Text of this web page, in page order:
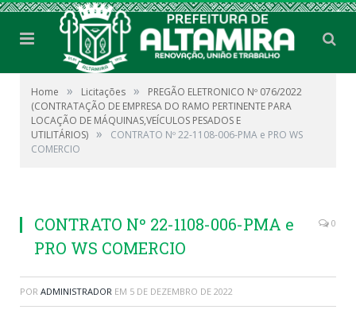
Home » Licitações »
PREGÃO ELETRONICO Nº 076/2022
(CONTRATAÇÃO DE EMPRESA DO RAMO PERTINENTE PARA
LOCAÇÃO DE MÁQUINAS,VEÍCULOS PESADOS E
UTILITÁRIOS) »
CONTRATO Nº 22-1108-006-PMA e PRO WS
COMERCIO
CONTRATO Nº 22-1108-006-PMA e
PRO WS COMERCIO
0
POR ADMINISTRADOR EM 5 DE DEZEMBRO DE 2022